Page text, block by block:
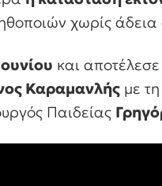
χωρίς
και αποτέλεσε
Καραμανλής με
Παιδείας